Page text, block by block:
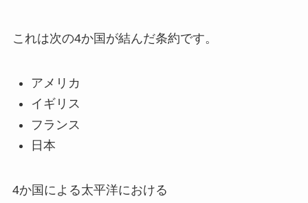
これは次の4か国が結んだ条約です。
アメリカ
イギリス
フランス
日本
4か国による太平洋における